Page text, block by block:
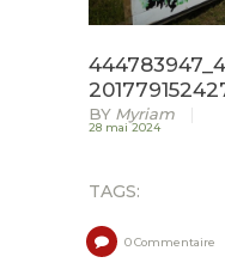
BY Myriam
28 mai 2024
TAGS:
0 Commentaire